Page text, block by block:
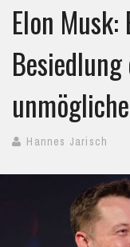
Elon
Hannes Jarisch